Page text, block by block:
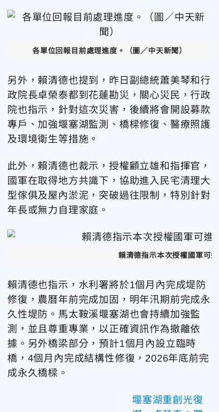
各單位回報目前處理進度。（圖／中天新聞）
另外，賴清德也提到，昨日副總統蕭美琴和行
政院長卓榮泰都到花蓮勘災，關心災民，行政
院也指示，針對這次災害，後續將會開設募款
專戶、加強堰塞湖監測、橋樑修復、醫療照護
及環境衛生等措施。
此外，賴清德也裁示，授權顧立雄和指揮官，
國軍在取得地方共識下，協助進入民宅清理大
型傢俱及屋內淤泥，突破過往限制，特別針對
年長或無力自理家庭。
賴清德指示本次授權國軍可
賴清德也指示，水利署將於1個月內完成堤防
修復，農曆年前完成加固，明年汛期前完成永
久性堤防。馬太鞍溪堰塞湖也會持續加強監
測，並且尊重專業，以正確資訊作為撤離依
據。另外橋梁部分，預計1個月內設立臨時
橋，4個月內完成結構性修復，2026年底前完
成永久橋樑。
堰塞湖重創光復